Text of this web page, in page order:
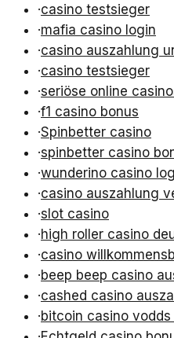
·casino testsieger
·mafia casino login
·casino auszahlung
·casino testsieger
·seriöse online
·f1 casino bonus
·Spinbetter casino
·spinbetter casino
·wunderino casino
·casino auszahlung
·slot casino
·high roller casino
·casino
·beep beep casino
·cashed casino
·bitcoin casino vodds